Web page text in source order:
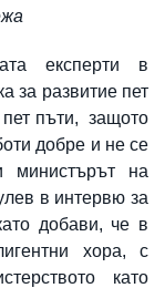
експерти в
за развитие пет
пъти, защото
добре и не се
министърът на
в интервю за
добави, че в
хора, с
като